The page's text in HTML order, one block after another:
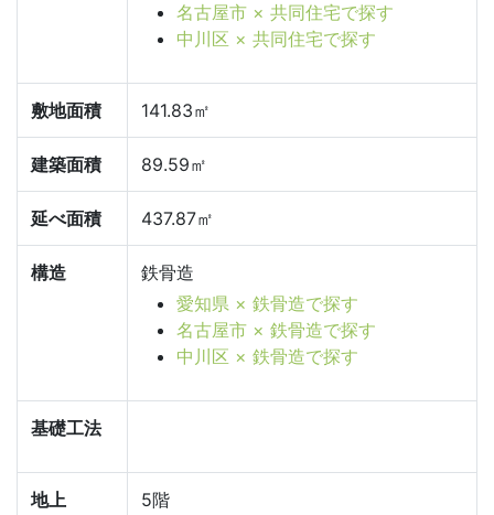
名古屋市 × 共同住宅で探す
中川区 × 共同住宅で探す
敷地面積 141.83㎡
建築面積 89.59㎡
延べ面積 437.87㎡
構造
鉄骨造
愛知県 × 鉄骨造で探す
名古屋市 × 鉄骨造で探す
中川区 × 鉄骨造で探す
基礎工法
地上 5階